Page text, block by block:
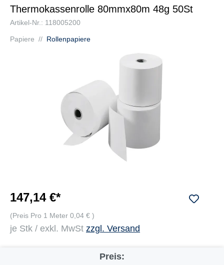
Thermokassenrolle 80mmx80m 48g 50St
Artikel-Nr.: 118005200
Papiere // Rollenpapiere
147,14 €*
(Preis Pro 1 Meter 0,04 € )
je Stk / exkl. MwSt zzgl. Versand
Preis: